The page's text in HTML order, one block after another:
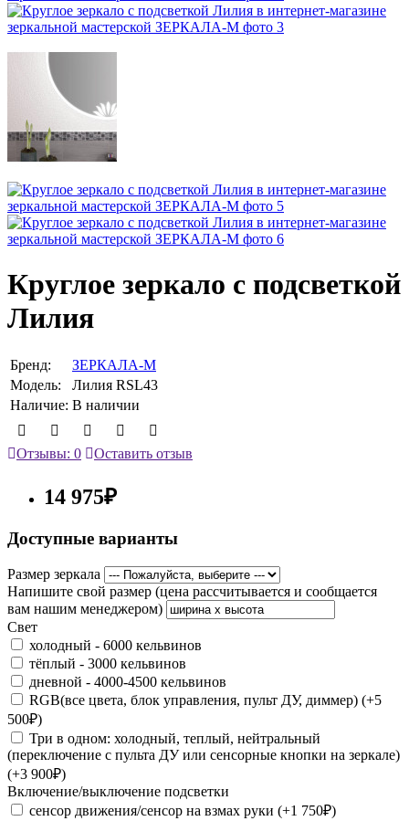
Круглое зеркало с подсветкой
Лилия
Бренд:
ЗЕРКАЛА-М
Модель:
Лилия RSL43
Наличие: В наличии
Отзывы: 0 Оставить отзыв
14 975₽
Доступные варианты
Размер зеркала
Напишите свой размер (цена рассчитывается и сообщается
вам нашим менеджером)
Свет
холодный - 6000 кельвинов
тёплый - 3000 кельвинов
дневной - 4000-4500 кельвинов
RGB(все цвета, блок управления, пульт ДУ, диммер) (+5
500₽)
Три в одном: холодный, теплый, нейтральный
(переключение с пульта ДУ или сенсорные кнопки на зеркале)
(+3 900₽)
Включение/выключение подсветки
сенсор движения/сенсор на взмах руки (+1 750₽)